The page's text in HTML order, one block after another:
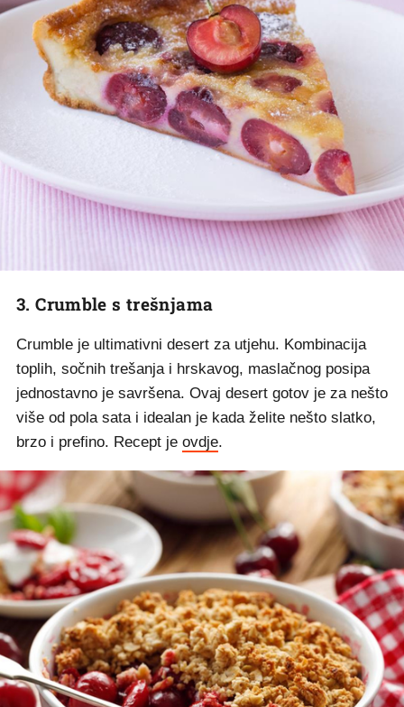
3. Crumble s trešnjama
Crumble je ultimativni desert za utjehu. Kombinacija
toplih, sočnih trešanja i hrskavog, maslačnog posipa
jednostavno je savršena. Ovaj desert gotov je za nešto
više od pola sata i idealan je kada želite nešto slatko,
brzo i prefino. Recept je ovdje.